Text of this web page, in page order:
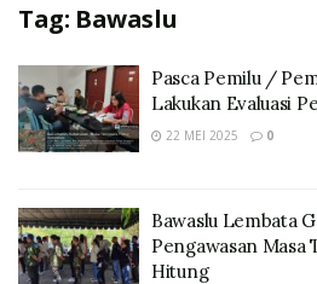
Tag: Bawaslu
Pasca Pemilu /
Lakukan Evaluasi
22 MEI 2025 0
Bawaslu Lembata
Pengawasan Masa
Hitung